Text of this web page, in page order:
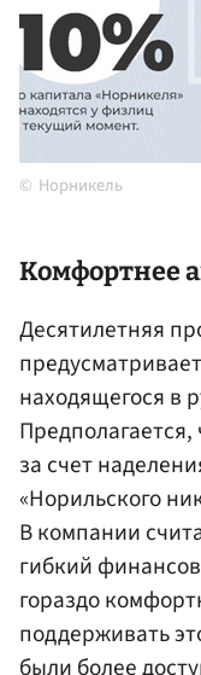
Норникель
Комфортнее
Десятилетняя
находящегося в
Предполагается,
за счет
«Норильского
В компании
гибкий
гораздо
поддерживать
были более